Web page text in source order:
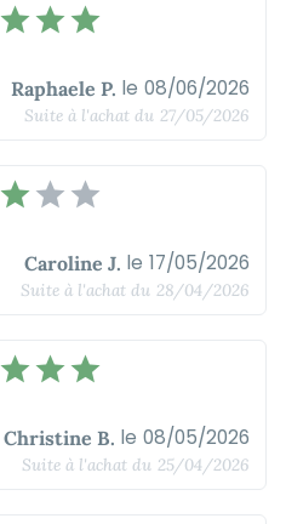
star star star
Raphaele P. le 08/06/2026
Suite à l'achat du 27/05/2026
star star star
Caroline J. le 17/05/2026
Suite à l'achat du 28/04/2026
star star star
Christine B. le 08/05/2026
Suite à l'achat du 25/04/2026